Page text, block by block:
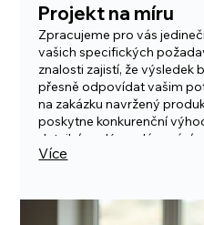
Projekt na míru
Zpracujeme pro vás
vašich specifických
znalosti zajistí, že výsledek
přesně odpovídat vašim
na zakázku navržený
poskytne konkurenční
detailní analýzu, plánování
Více